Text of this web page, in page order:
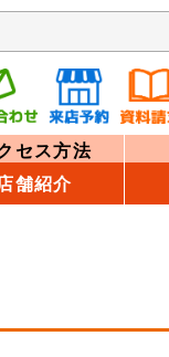
セス方法
舗紹介